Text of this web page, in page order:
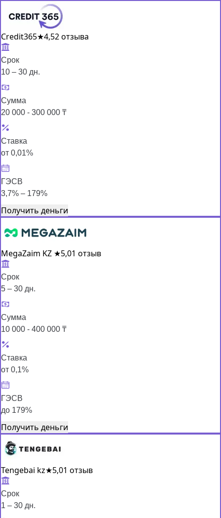
Credit365★4,52 отзыва
Срок
10 – 30 дн.
Сумма
20 000 - 300 000 ₸
Ставка
от 0,01%
ГЭСВ
3,7% – 179%
Получить деньги
MegaZaim KZ ★5,01 отзыв
Срок
5 – 30 дн.
Сумма
10 000 - 400 000 ₸
Ставка
от 0,1%
ГЭСВ
до 179%
Получить деньги
Tengebai kz★5,01 отзыв
Срок
1 – 30 дн.